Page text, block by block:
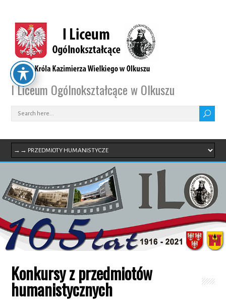
I Liceum Ogólnokształcące w Olkuszu
Konkursy z przedmiotów
humanistycznych